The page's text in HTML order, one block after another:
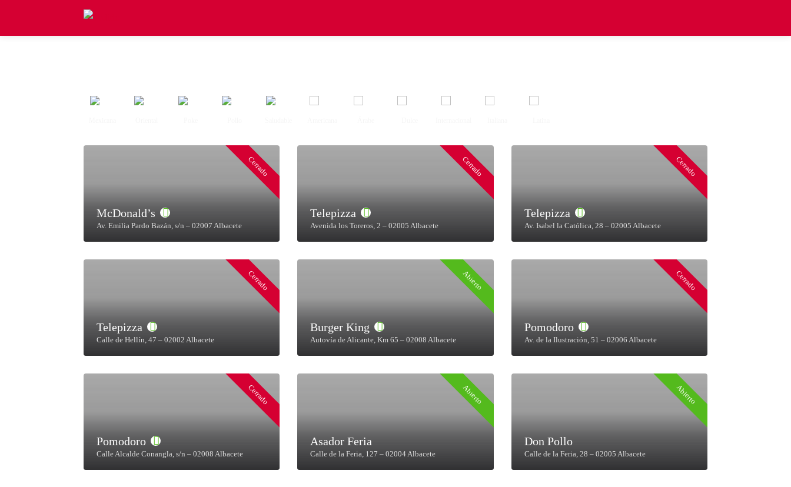
Cerrado
McDonald’s
Av. Emilia Pardo Bazán, s/n – 02007 Albacete
Cerrado
Telepizza
Avenida los Toreros, 2 – 02005 Albacete
Cerrado
Telepizza
Av. Isabel la Católica, 28 – 02005 Albacete
Cerrado
Telepizza
Calle de Hellín, 47 – 02002 Albacete
Abierto
Burger King
Autovía de Alicante, Km 65 – 02008 Albacete
Cerrado
Pomodoro
Av. de la Ilustración, 51 – 02006 Albacete
Cerrado
Pomodoro
Calle Alcalde Conangla, s/n – 02008 Albacete
Abierto
Asador Feria
Calle de la Feria, 127 – 02004 Albacete
Abierto
Don Pollo
Calle de la Feria, 28 – 02005 Albacete